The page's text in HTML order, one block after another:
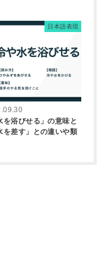
日本語表現
を浴びせる」の意味と
を差す」との違いや類